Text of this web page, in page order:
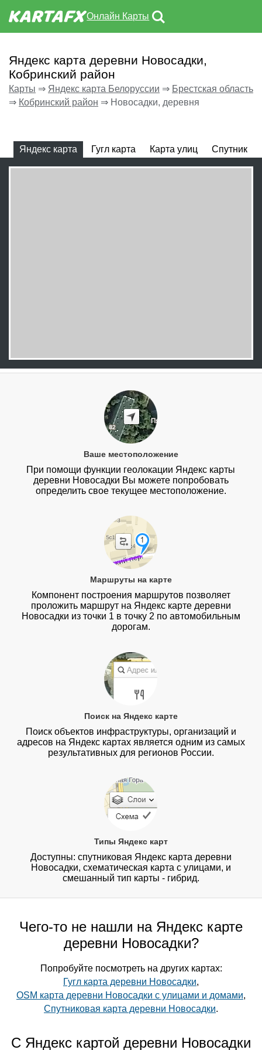
Онлайн Карты
Яндекс карта деревни Новосадки,
Кобринский район
Карты ⇒ Яндекс карта Белоруссии ⇒ Брестская область
⇒ Кобринский район ⇒ Новосадки, деревня
Яндекс карта Гугл карта Карта улиц Спутник
Ваше местоположение
При помощи функции геолокации Яндекс карты
деревни Новосадки Вы можете попробовать
определить свое текущее местоположение.
Маршруты на карте
Компонент построения маршрутов позволяет
проложить маршрут на Яндекс карте деревни
Новосадки из точки 1 в точку 2 по автомобильным
дорогам.
Поиск на Яндекс карте
Поиск объектов инфраструктуры, организаций и
адресов на Яндекс картах является одним из самых
результативных для регионов России.
Типы Яндекс карт
Доступны: спутниковая Яндекс карта деревни
Новосадки, схематическая карта с улицами, и
смешанный тип карты - гибрид.
Чего-то не нашли на Яндекс карте
деревни Новосадки?
Попробуйте посмотреть на других картах:
Гугл карта деревни Новосадки,
OSM карта деревни Новосадки с улицами и домами,
Спутниковая карта деревни Новосадки.
С Яндекс картой деревни Новосадки